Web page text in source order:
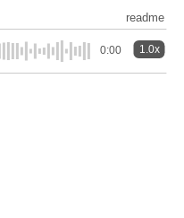
readme
0:00 1.0x